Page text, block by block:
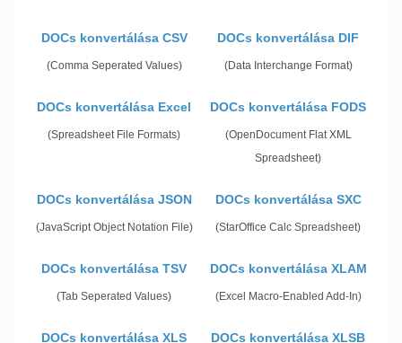
DOCs konvertálása CSV
(Comma Seperated Values)
DOCs konvertálása DIF
(Data Interchange Format)
DOCs konvertálása Excel
(Spreadsheet File Formats)
DOCs konvertálása FODS
(OpenDocument Flat XML
Spreadsheet)
DOCs konvertálása JSON
(JavaScript Object Notation File)
DOCs konvertálása SXC
(StarOffice Calc Spreadsheet)
DOCs konvertálása TSV
(Tab Seperated Values)
DOCs konvertálása XLAM
(Excel Macro-Enabled Add-In)
DOCs konvertálása XLS DOCs konvertálása XLSB